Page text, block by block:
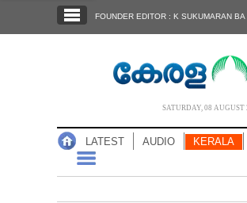
NOTIFIED NEWS
FOUNDER EDITOR : K SUKUMARAN BA
SATURDAY, 08 AUGUST
LATEST AUDIO KERALA